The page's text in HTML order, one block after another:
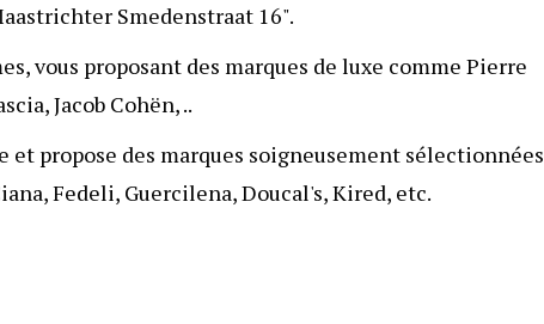
Smedenstraat 16".
vous proposant des marques de luxe comme Pierre
,Jacob Cohën, ..
et propose des marques soigneusement sélectionnées
,Fedeli, Guercilena,Doucal's,Kired, etc.